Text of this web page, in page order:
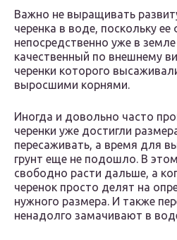
Важно не выращивать
черенка в воде, поскольку
непосредственно уже в
качественный по внешнему
черенки которого
выросшими корнями.
Иногда и довольно часто
черенки уже достигли
пересаживать, а время для
грунт еще не подошло. В
свободно расти дальше, а
черенок просто делят на
нужного размера. И также
ненадолго замачивают в